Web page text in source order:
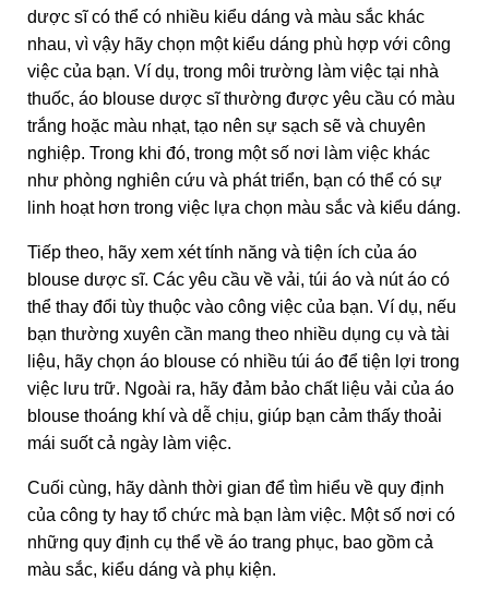
dược sĩ có thể có nhiều kiểu dáng và màu sắc khác
nhau, vì vậy hãy chọn một kiểu dáng phù hợp với công
việc của bạn. Ví dụ, trong môi trường làm việc tại nhà
thuốc, áo blouse dược sĩ thường được yêu cầu có màu
trắng hoặc màu nhạt, tạo nên sự sạch sẽ và chuyên
nghiệp. Trong khi đó, trong một số nơi làm việc khác
như phòng nghiên cứu và phát triển, bạn có thể có sự
linh hoạt hơn trong việc lựa chọn màu sắc và kiểu dáng.
Tiếp theo, hãy xem xét tính năng và tiện ích của áo
blouse dược sĩ. Các yêu cầu về vải, túi áo và nút áo có
thể thay đổi tùy thuộc vào công việc của bạn. Ví dụ, nếu
bạn thường xuyên cần mang theo nhiều dụng cụ và tài
liệu, hãy chọn áo blouse có nhiều túi áo để tiện lợi trong
việc lưu trữ. Ngoài ra, hãy đảm bảo chất liệu vải của áo
blouse thoáng khí và dễ chịu, giúp bạn cảm thấy thoải
mái suốt cả ngày làm việc.
Cuối cùng, hãy dành thời gian để tìm hiểu về quy định
của công ty hay tổ chức mà bạn làm việc. Một số nơi có
những quy định cụ thể về áo trang phục, bao gồm cả
màu sắc, kiểu dáng và phụ kiện.